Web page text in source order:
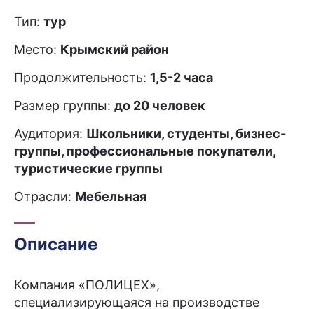
Тип: тур
Место: Крымский район
Продолжительность: 1,5-2 часа
Размер группы: до 20 человек
Аудитория: Школьники, студенты, бизнес-
группы, профессиональные покупатели,
туристические группы
Отрасли: Мебельная
Описание
Компания «ПОЛИЦЕХ»,
специализирующаяся на производстве